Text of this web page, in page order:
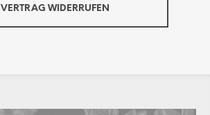
VERTRAG WIDERRUFEN